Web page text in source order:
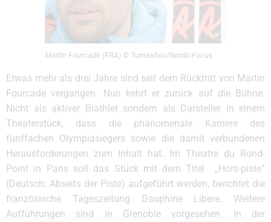
Martin Fourcade (FRA) © Tumashov/NordicFocus
Etwas mehr als drei Jahre sind seit dem Rücktritt von Martin
Fourcade vergangen. Nun kehrt er zurück auf die Bühne.
Nicht als aktiver Biathlet sondern als Darsteller in einem
Theaterstück, dass die phänomenale Karriere des
fünffachen Olympiasiegers sowie die damit verbundenen
Herausforderungen zum Inhalt hat. Im Theatre du Rond-
Point in Paris soll das Stück mit dem Titel „Hors-piste“
(Deutsch: Abseits der Piste) aufgeführt werden, berichtet die
französische Tageszeitung Dauphine Libere. Weitere
Aufführungen sind in Grenoble vorgesehen. In der